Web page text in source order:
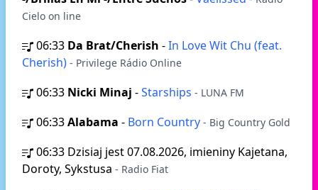
Cielo on line
06:33 Da Brat/Cherish -In Love Wit Chu (feat.
Cherish) - Privilege Rádio Online
06:33 Nicki Minaj -Starships - LUNA FM
06:33Alabama - Born Country - Big Country Gold
06:33 Dzisiaj jest 07.08.2026, imieniny Kajetana,
Doroty, Sykstusa - Radio Fiat